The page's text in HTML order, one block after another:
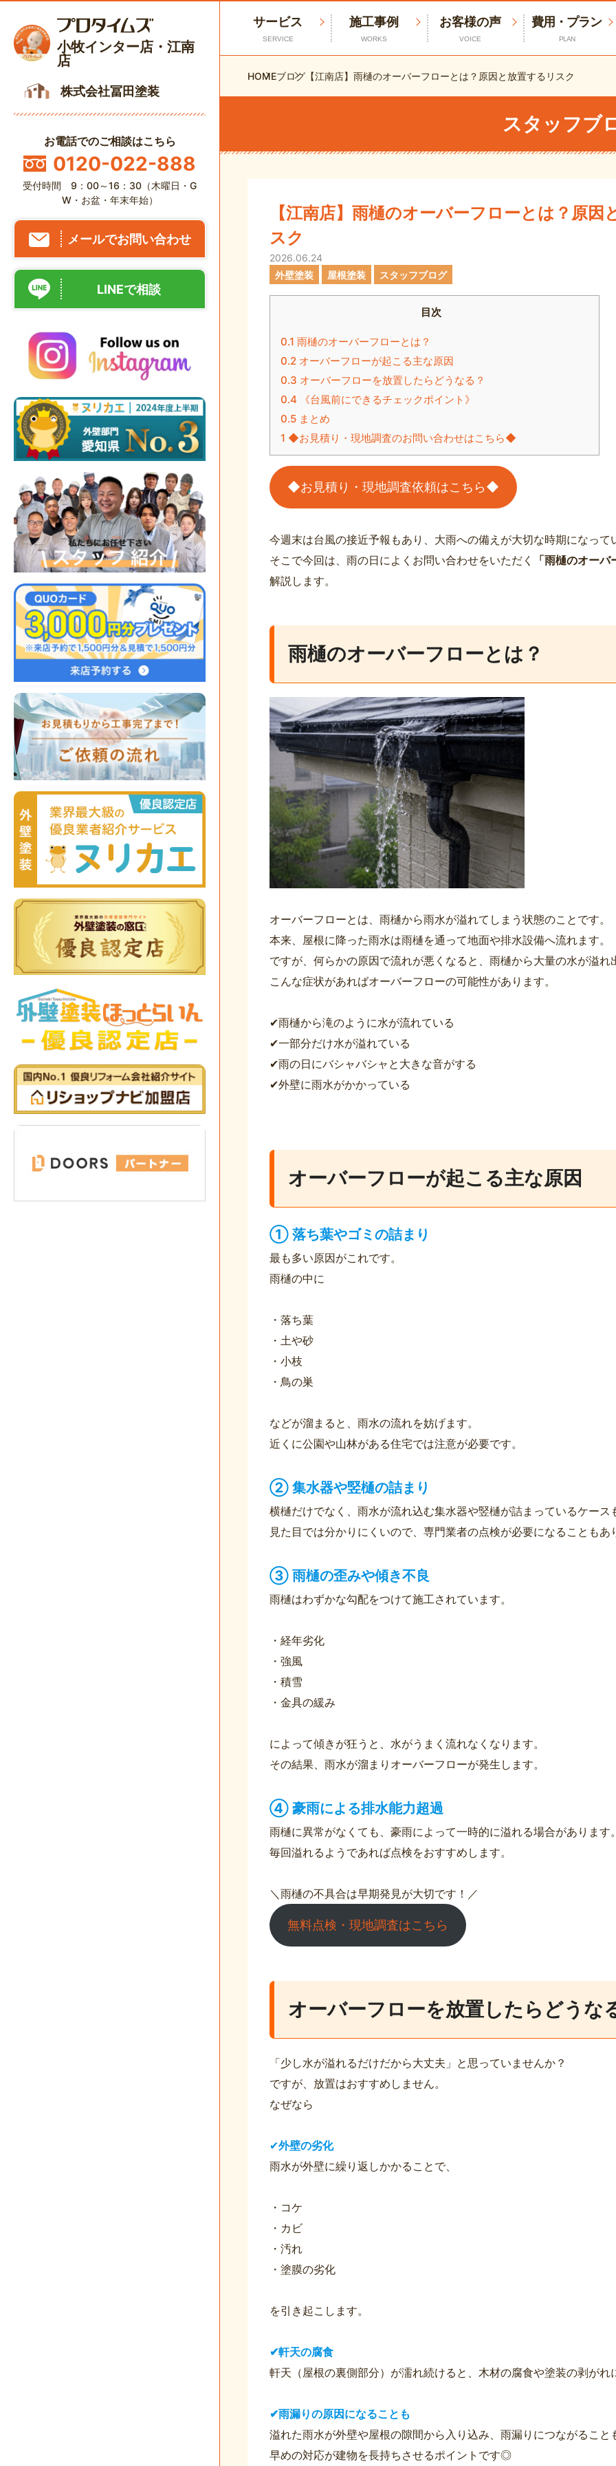
小牧インター店・江南
店
株式会社冨田塗装
お電話でのご相談はこちら
0120-022-888
受付時間 9：00～16：30（木曜日・G
W・お盆・年末年始）
メールでお問い合わせ
LINEで相談
サービス
SERVICE
施工事例
WORKS
お客様の声
VOICE
費用・プラン
PLAN
HOMEブログ 【江南店】雨樋のオーバーフローとは？原因と放置するリスク
スタッフブ
【江南店】雨樋のオーバーフローとは？原因
スク
2026.06.24
外壁塗装
屋根塗装 スタッフブログ
目次
0.1 雨樋のオーバーフローとは？
0.2 オーバーフローが起こる主な原因
0.3 オーバーフローを放置したらどうなる？
0.4 《台風前にできるチェックポイント》
0.5 まとめ
1 ◆お見積り・現地調査のお問い合わせはこちら◆
◆お見積り・現地調査依頼はこちら◆
今週末は台風の接近予報もあり、大雨への備えが大切な時期になって
そこで今回は、雨の日によくお問い合わせをいただく
「雨樋のオー
解説します。
雨樋のオーバーフローとは？
オーバーフローとは、雨樋から雨水が溢れてしまう状態のことです。
本来、屋根に降った雨水は雨樋を通って地面や排水設備へ流れます。
ですが、何らかの原因で流れが悪くなると、雨樋から大量の水が溢れ
こんな症状があればオーバーフローの可能性があります。
✔雨樋から滝のように水が流れている
✔一部分だけ水が溢れている
✔雨の日にバシャバシャと大きな音がする
✔外壁に雨水がかかっている
オーバーフローが起こる主な原因
① 落ち葉やゴミの詰まり
最も多い原因がこれです。
雨樋の中に
・落ち葉
・土や砂
・小枝
・鳥の巣
などが溜まると、雨水の流れを妨げます。
近くに公園や山林がある住宅では注意が必要です。
② 集水器や竪樋の詰まり
横樋だけでなく、雨水が流れ込む集水器や竪樋が詰まっているケース
見た目では分かりにくいので、専門業者の点検が必要になることもあ
③ 雨樋の歪みや傾き不良
雨樋はわずかな勾配をつけて施工されています。
・経年劣化
・強風
・積雪
・金具の緩み
によって傾きが狂うと、水がうまく流れなくなります。
その結果、雨水が溜まりオーバーフローが発生します。
④ 豪雨による排水能力超過
雨樋に異常がなくても、豪雨によって一時的に溢れる場合があります
毎回溢れるようであれば点検をおすすめします。
＼雨樋の不具合は早期発見が大切です！／
無料点検・現地調査はこちら
オーバーフローを放置したらどうな
「少し水が溢れるだけだから大丈夫」と思っていませんか？
ですが、放置はおすすめしません。
なぜなら
✔外壁の劣化
雨水が外壁に繰り返しかかることで、
・コケ
・カビ
・汚れ
・塗膜の劣化
を引き起こします。
✔軒天の腐食
軒天（屋根の裏側部分）が濡れ続けると、木材の腐食や塗装の剥がれ
✔雨漏りの原因になることも
溢れた雨水が外壁や屋根の隙間から入り込み、雨漏りにつながること
早めの対応が建物を長持ちさせるポイントです◎